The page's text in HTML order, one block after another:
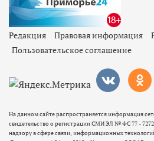
Редакция Правовая информация
Пользовательское соглашение
На данном сайте распространяется информация
свидетельство о регистрации СМИ ЭЛ № ФС 77 -
надзору в сфере связи, информационных